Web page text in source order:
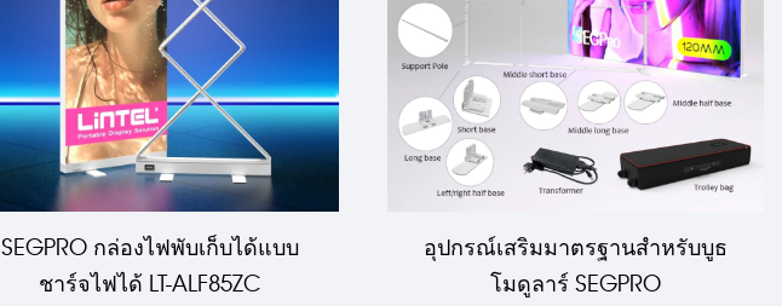
SEGPRO กล่องไฟพับเก็บได้แบบ
ชาร์จไฟได้ LT-ALF85ZC
อุปกรณ์เสริมมาตรฐานสำหรับบูธ
โมดูลาร์ SEGPRO